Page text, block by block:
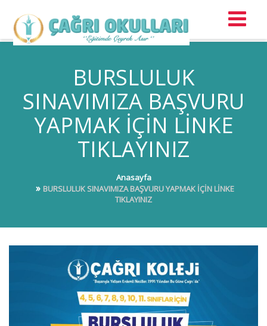
BURSLULUK
SINAVIMIZA BAŞVURU
YAPMAK İÇİN LİNKE
TIKLAYINIZ
Anasayfa
BURSLULUK SINAVIMIZA BAŞVURU YAPMAK İÇİN LİNKE
TIKLAYINIZ